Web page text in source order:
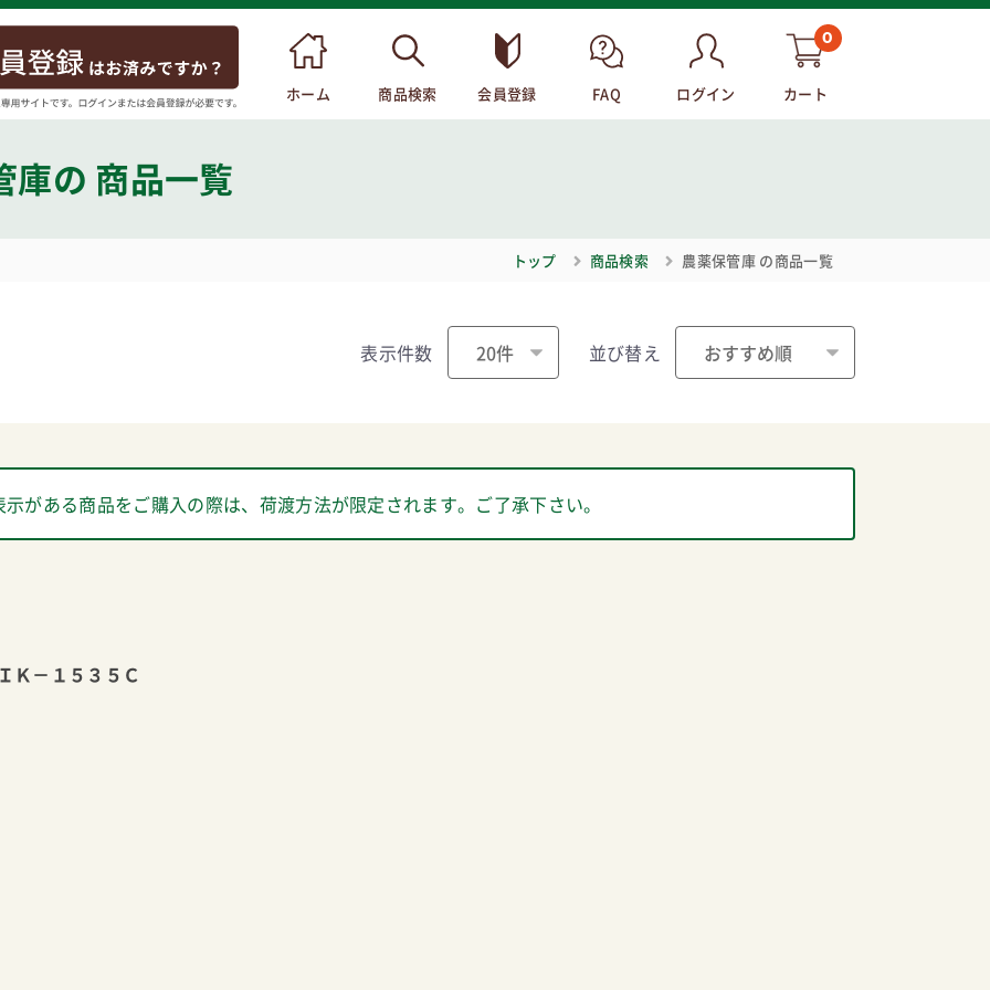
ホーム 商品検索 会員登録 FAQ ログイン
0
カート
庫の 商品一覧
トップ 商品検索 農薬保管庫 の商品一覧
表示件数 並び替え
がある商品をご購入の際は、荷渡方法が限定されます。ご了承下さい。
－１５３５Ｃ